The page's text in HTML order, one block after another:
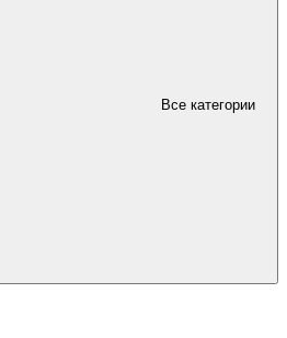
Все категории